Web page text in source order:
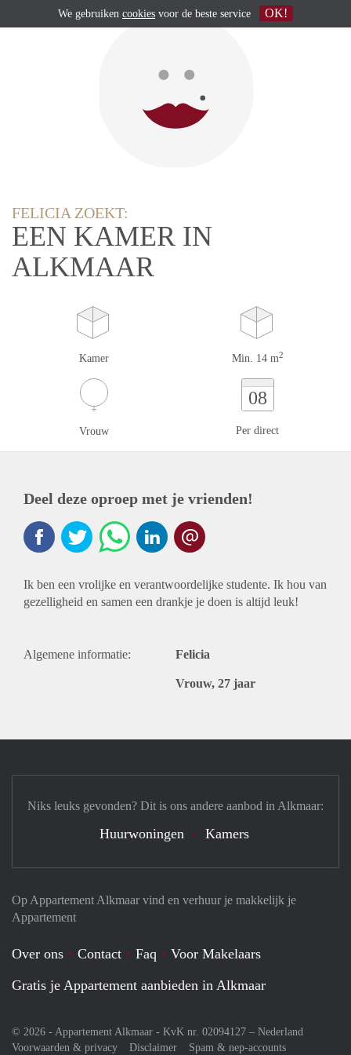
FELICIA ZOEKT:
EEN KAMER IN
ALKMAAR
Kamer Min. 14 m2
Vrouw
08
Per direct
Deel deze oproep met je vrienden!
Ik ben een vrolijke en verantwoordelijke studente. Ik hou van
gezelligheid en samen een drankje je doen is altijd leuk!
Algemene informatie: Felicia
Vrouw, 27 jaar
Op Appartement Alkmaar vind en verhuur je makkelijk je
Appartement
Over ons Contact Faq
Voor Makelaars
Gratis je Appartement aanbieden in Alkmaar
© 2026 - Appartement Alkmaar - KvK nr. 02094127 – Nederland
Voorwaarden & privacy
Disclaimer Spam & nep-accounts
Niks leuks gevonden? Dit is ons andere aanbod in Alkmaar:
Huurwoningen Kamers
We gebruiken cookies voor de beste service OK!